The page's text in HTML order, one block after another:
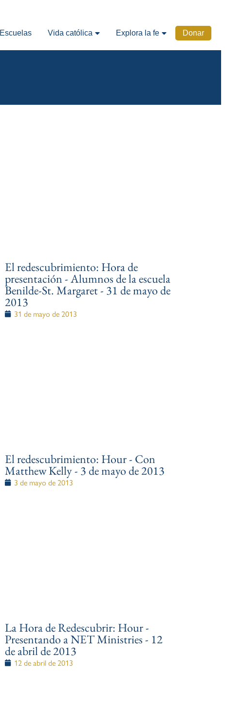
Escuelas Vida católica Explora la fe Donar
El redescubrimiento: Hora de
presentación - Alumnos de la escuela
Benilde-St. Margaret - 31 de mayo de
2013
31 de mayo de 2013
El redescubrimiento: Hour - Con
Matthew Kelly - 3 de mayo de 2013
3 de mayo de 2013
La Hora de Redescubrir: Hour -
Presentando a NET Ministries - 12
de abril de 2013
12 de abril de 2013